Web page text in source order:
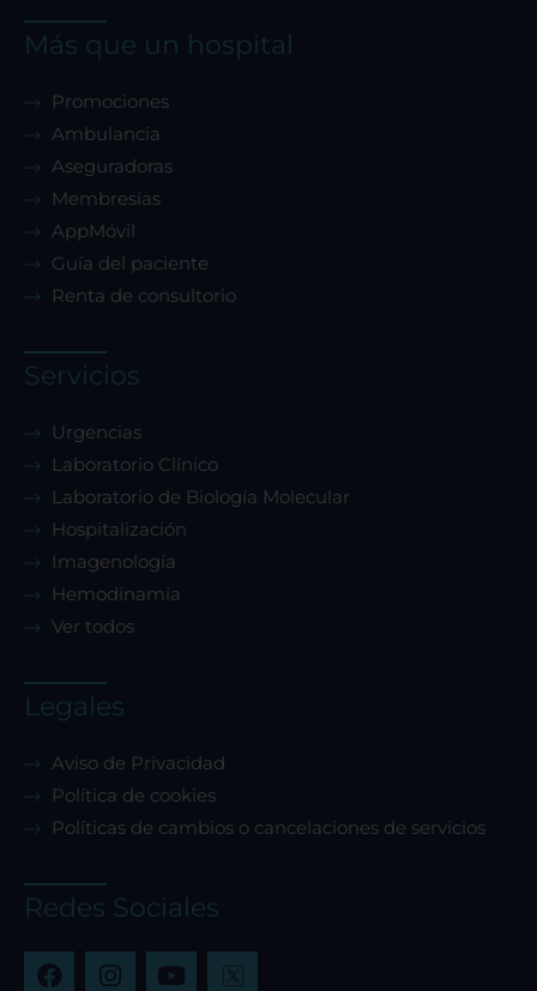
Más que un hospital
Promociones
Ambulancia
Aseguradoras
Membresías
AppMóvil
Guía del paciente
Renta de consultorio
Servicios
Urgencias
Laboratorio Clínico
Laboratorio de Biología Molecular
Hospitalización
Imagenología
Hemodinamia
Ver todos
Legales
Aviso de Privacidad
Política de cookies
Políticas de cambios o cancelaciones de servicios
Redes Sociales
F
I
Y